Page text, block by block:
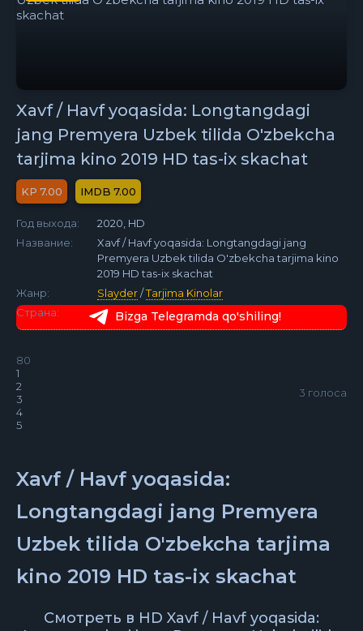
Xavf / Havf yoqasida: Longtangdagi
jang Premyera Uzbek tilida O'zbekcha
tarjima kino 2019 HD tas-ix skachat
7.00 7.00
Год выхода:
2020, HD
Название:
Xavf / Havf yoqasida: Longtangdagi jang
Premyera Uzbek tilida O'zbekcha tarjima kino
2019 HD tas-ix skachat
Жанр:
Slayder/Tarjima Kinolar
Страна:
Bizga Telegramda qo'shiling!
80
1
2
3
4
5
3 голоса
Xavf / Havf yoqasida:
Longtangdagi jang Premyera
Uzbek tilida O'zbekcha tarjima
kino 2019 HD tas-ix skachat
Смотреть в HD Xavf / Havf yoqasida: